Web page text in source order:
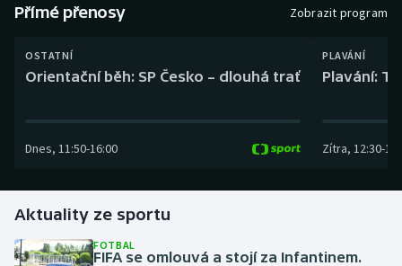
Curling
Dostihy
Futsal
Golf
Gymnastika
Přímé přenosy Zobrazit program
OSTATNÍ
Orientační běh: SP Česko – dlouhá trať
Dnes, 11:50-16:00
PLAVÁNÍ
Plavání:
Zítra, 12:30-
Aktuality ze sportu
FOTBAL
FIFA se omlouvá a stojí za Infantinem.